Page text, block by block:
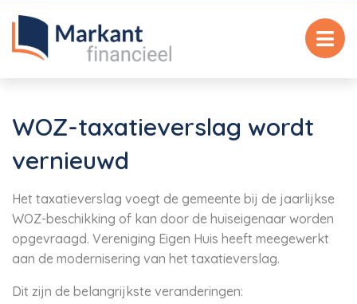
WOZ-taxatieverslag wordt
vernieuwd
Het taxatieverslag voegt de gemeente bij de jaarlijkse
WOZ-beschikking of kan door de huiseigenaar worden
opgevraagd. Vereniging Eigen Huis heeft meegewerkt
aan de modernisering van het taxatieverslag.
Dit zijn de belangrijkste veranderingen: